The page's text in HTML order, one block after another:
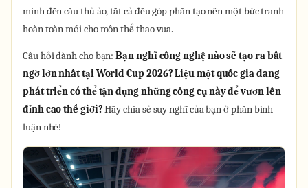
minh đến cầu thủ ảo, tất cả đều góp phần tạo nên một bức tranh
hoàn toàn mới cho môn thể thao vua.
Câu hỏi dành cho bạn:Bạn nghĩ công nghệ nào sẽ tạo ra bất
ngờ lớn nhất tại World Cup 2026? Liệu một quốc gia đang
phát triển có thể tận dụng những công cụ này để vươn lên
đỉnh cao thế giới?Hãy chia sẻ suy nghĩ của bạn ở phần bình
luận nhé!